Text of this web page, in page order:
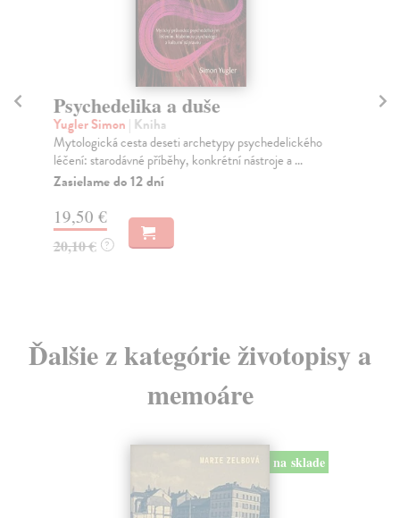
Psychedelika a duše
Yugler Simon | Kniha
Mytologická cesta deseti archetypy psychedelického
léčení: starodávné příběhy, konkrétní nástroje a ...
Zasielame do 12 dní
19,50 €
20,10 € ?
Ďalšie z kategórie životopisy a
memoáre
na sklade